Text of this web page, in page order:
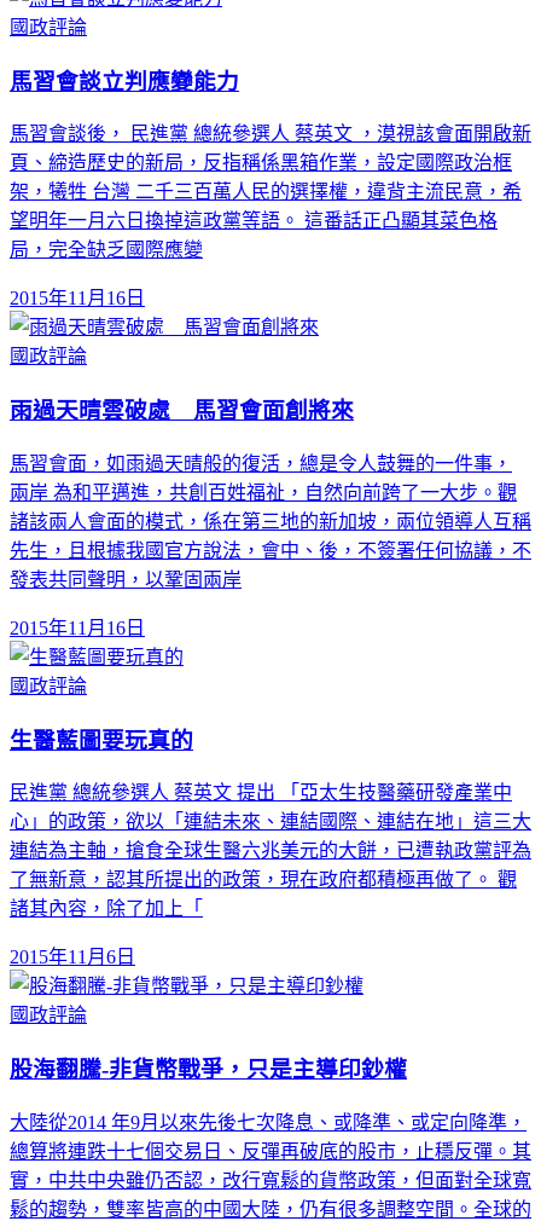
國政評論
馬習會談立判應變能力
馬習會談後， 民進黨 總統參選人 蔡英文 ，漠視該會面開啟新
頁、締造歷史的新局，反指稱係黑箱作業，設定國際政治框
架，犧牲 台灣 二千三百萬人民的選擇權，違背主流民意，希
望明年一月六日換掉這政黨等語。 這番話正凸顯其菜色格
局，完全缺乏國際應變
2015年11月16日
國政評論
雨過天晴雲破處 馬習會面創將來
馬習會面，如雨過天晴般的復活，總是令人鼓舞的一件事，
兩岸 為和平邁進，共創百姓福祉，自然向前跨了一大步。觀
諸該兩人會面的模式，係在第三地的新加坡，兩位領導人互稱
先生，且根據我國官方說法，會中、後，不簽署任何協議，不
發表共同聲明，以鞏固兩岸
2015年11月16日
國政評論
生醫藍圖要玩真的
民進黨 總統參選人 蔡英文 提出 「亞太生技醫藥研發產業中
心」的政策，欲以「連結未來、連結國際、連結在地」這三大
連結為主軸，搶食全球生醫六兆美元的大餅，已遭執政黨評為
了無新意，認其所提出的政策，現在政府都積極再做了。 觀
諸其內容，除了加上「
2015年11月6日
國政評論
股海翻騰-非貨幣戰爭，只是主導印鈔權
大陸從2014 年9月以來先後七次降息、或降準、或定向降準，
總算將連跌十七個交易日、反彈再破底的股市，止穩反彈。其
實，中共中央雖仍否認，改行寬鬆的貨幣政策，但面對全球寬
鬆的趨勢，雙率皆高的中國大陸，仍有很多調整空間。全球的